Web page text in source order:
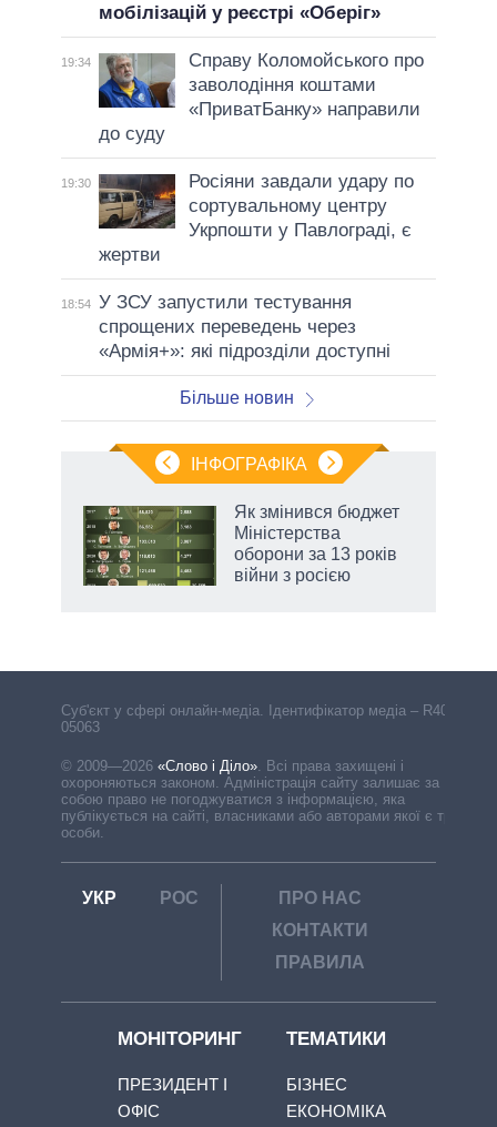
мобілізацій у реєстрі «Оберіг»
19:34
Справу Коломойського про
заволодіння коштами
«ПриватБанку» направили
до суду
19:30
Росіяни завдали удару по
сортувальному центру
Укрпошти у Павлограді, є
жертви
18:54 У ЗСУ запустили тестування
спрощених переведень через
«Армія+»: які підрозділи доступні
Більше новин
ІНФОГРАФІКА
Як змінився бюджет
Міністерства
оборони за 13 років
війни з росією
Cуб'єкт у сфері онлайн-медіа. Ідентифікатор медіа – R40-
05063
© 2009—2026 «Слово і Діло» Всі права захищені і
охороняються законом. Адміністрація сайту залишає за
собою право не погоджуватися з інформацією, яка
публікується на сайті, власниками або авторами якої є треті
особи.
УКР РОС
ПРО НАС
КОНТАКТИ
ПРАВИЛА
МОНІТОРИНГ
ПРЕЗИДЕНТ І
ОФІС
ТЕМАТИКИ
БІЗНЕС
ЕКОНОМІКА